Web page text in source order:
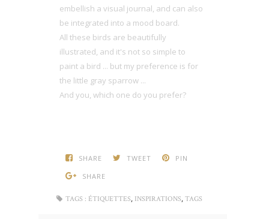
embellish a visual journal, and can also
be integrated into a mood board.
All these birds are beautifully
illustrated, and it's not so simple to
paint a bird ... but my preference is for
the little gray sparrow ...
And you, which one do you prefer?
SHARE TWEET
PIN
SHARE
TAGS : ÉTIQUETTES, INSPIRATIONS, TAGS